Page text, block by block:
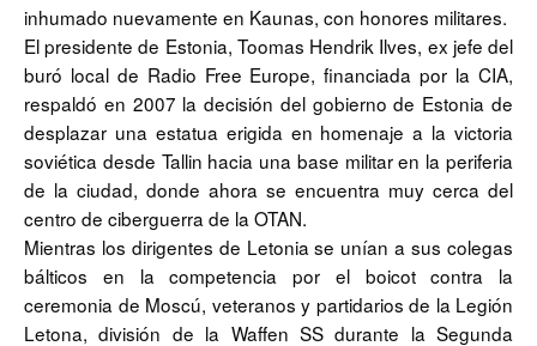
inhumado nuevamente en Kaunas, con honores militares.
El presidente de Estonia, Toomas Hendrik Ilves, ex jefe del
buró local de Radio Free Europe, financiada por la CIA,
respaldó en 2007 la decisión del gobierno de Estonia de
desplazar una estatua erigida en homenaje a la victoria
soviética desde Tallin hacia una base militar en la periferia
de la ciudad, donde ahora se encuentra muy cerca del
centro de ciberguerra de la OTAN.
Mientras los dirigentes de Letonia se unían a sus colegas
bálticos en la competencia por el boicot contra la
ceremonia de Moscú, veteranos y partidarios de la Legión
Letona, división de la Waffen SS durante la Segunda